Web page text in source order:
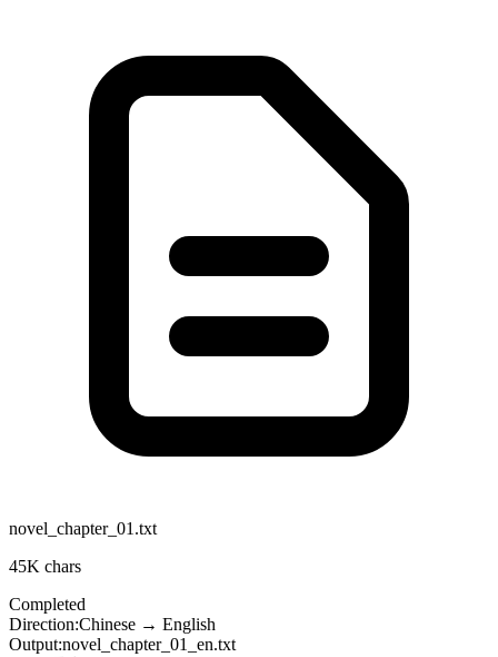
novel_chapter_01.txt
45K chars
Completed
Direction:Chinese → English
Output:novel_chapter_01_en.txt